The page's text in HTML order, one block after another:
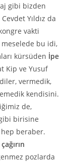
gibi bizden
Yıldız da
vakti
meselede bu idi,
kürsüden İpe
Kip ve Yusuf
vermedik,
kendisini.
de,
birisine
hep beraber.
çağırın
pozlarda